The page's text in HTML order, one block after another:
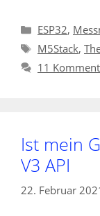
Kategorien
ESP32,
Schlagwörter
M5Stack,
11
Ist mein
V3 API
22. Februar